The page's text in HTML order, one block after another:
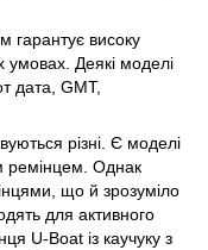
гарантує високу
умовах. Деякі моделі
дата, GMT,
різні. Є моделі
ремінцем. Однак
що й зрозуміло
для активного
U-Boat із каучуку з